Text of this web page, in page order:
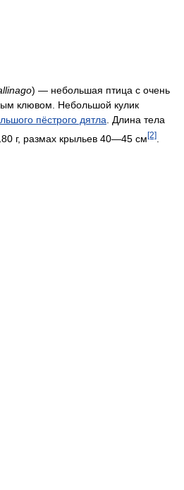
) — небольшая птица с очень
клювом. Небольшой кулик
пёстрого дятла . Длина тела
г, размах крыльев 40—45 см[2]